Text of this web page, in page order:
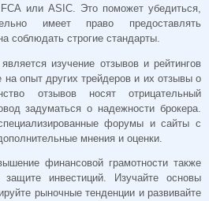
или ASIC. Это поможет убедиться,
имеет право предоставлять
соблюдать строгие стандарты.
изучение отзывов и рейтингов
на опыт других трейдеров и их отзывы о
отзывов носят отрицательный
задуматься о надежности брокера.
форумы и сайты с
мнения и оценки.
финансовой грамотности также
инвестиций. Изучайте основы
рыночные тенденции и развивайте